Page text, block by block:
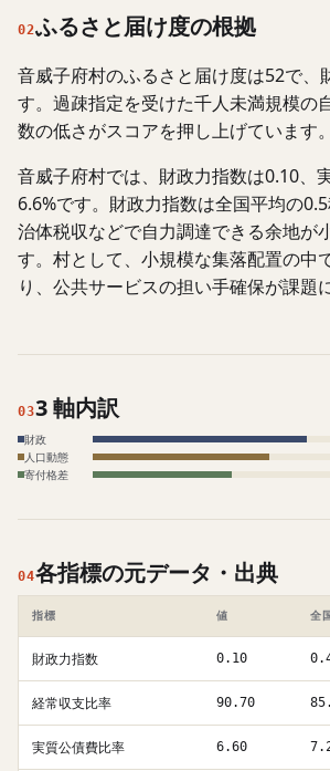
02ふるさと届け度の根拠
音威子府村のふるさと届け度は52で、
す。過疎指定を受けた千人未満規模の
数の低さがスコアを押し上げています。
音威子府村では、財政力指数は0.10、
6.6%です。財政力指数は全国平均の
治体税収などで自力調達できる余地が
す。村として、小規模な集落配置の中
り、公共サービスの担い手確保が課題
033 軸内訳
財政
人口動態
寄付格差
04各指標の元データ・出典
指標 値 全
財政力指数 0.10
経常収支比率 90.70
実質公債費比率 6.60